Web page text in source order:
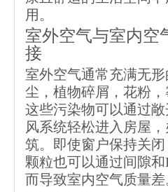
用。
室外空气与室内空
接
室外空气通常充满无
尘，植物碎屑，花粉，
这些污染物可以通过
风系统轻松进入房屋
筑。即使窗户保持关
颗粒也可以通过间隙
而导致室内空气质量差